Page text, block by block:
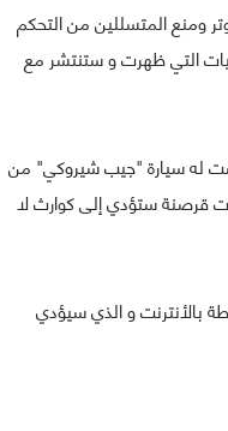
ومنع المتسللين من التحكم
التي ظهرت و ستنتشر مع
له سيارة "جيب شيروكي" من
مليون سيارة قد يعرضها لهجمات قرصنة ستؤدي إلى كوارث لا
بالأنترنت و الذي سيؤدي